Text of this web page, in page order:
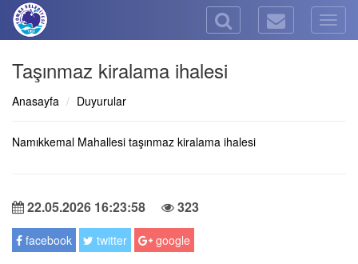
Taşınmaz kiralama ihalesi
Anasayfa Duyurular
Namıkkemal Mahallesi taşınmaz kiralama ihalesi
22.05.2026 16:23:58 323
facebook twitter google